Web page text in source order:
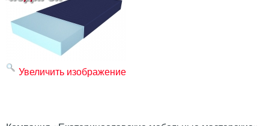
Увеличить изображение